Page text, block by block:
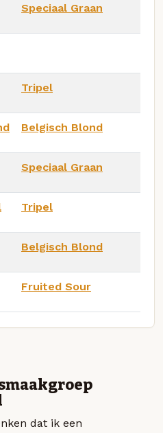
Speciaal Graan
Tripel
Belgisch Blond
Speciaal Graan
Tripel
Belgisch Blond
Fruited Sour
dat ik een